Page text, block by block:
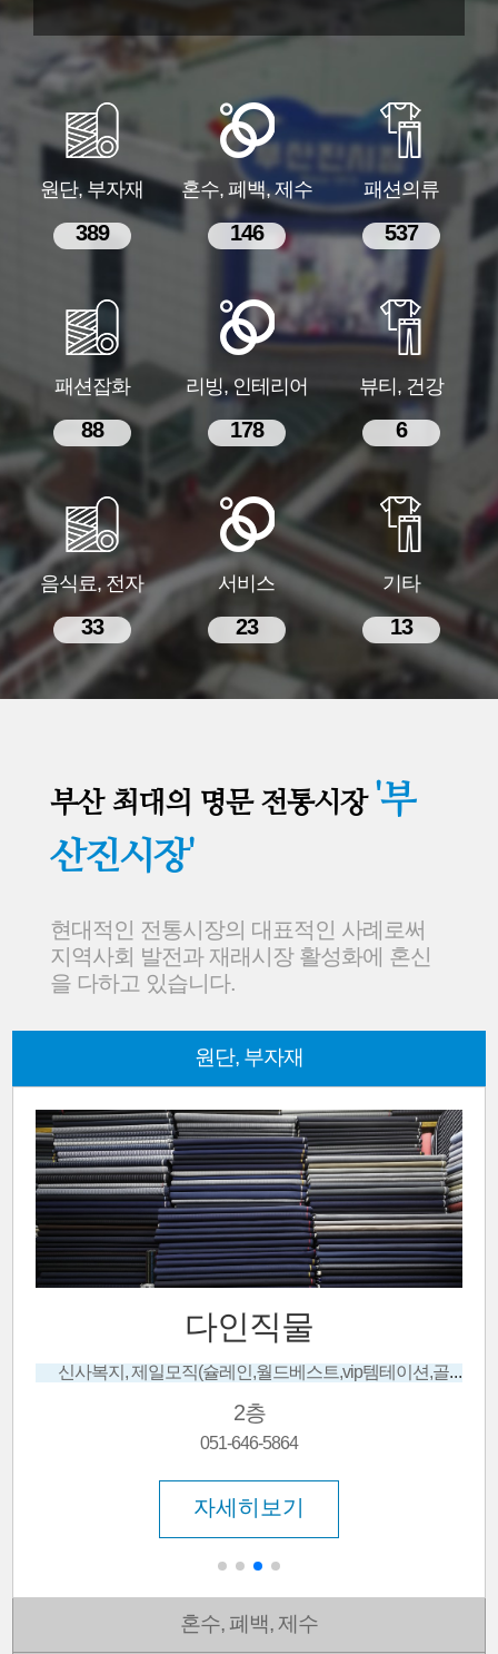
원단, 부자재
389
혼수, 폐백, 제수
146
패션의류
537
패션잡화
88
리빙, 인테리어
178
뷰티, 건강
6
음식료, 전자
33
서비스
23
기타
13
부산 최대의 명문 전통시장 '부
산진시장'
현대적인 전통시장의 대표적인 사례로써
지역사회 발전과 재래시장 활성화에 혼신
을 다하고 있습니다.
원단, 부자재
다인직물
신사복지, 제일모직(슐레인,월드베스트,vip템테이션,골드), 경남모직(로얄베스트,월드스타섹쇼니...
2층
051-646-5864
자세히보기
혼수, 폐백, 제수